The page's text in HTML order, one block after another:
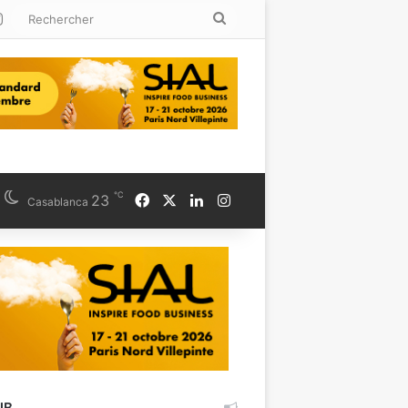
Instagram
Casablanca 23 ℃ FacebookLinkedinInstagram